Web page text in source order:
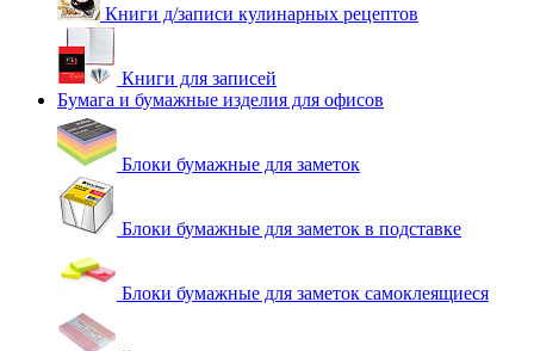
Книги д/записи кулинарных рецептов
Книги для записей
Бумага и бумажные изделия для офисов
Блоки бумажные для заметок
Блоки бумажные для заметок в подставке
Блоки бумажные для заметок самоклеящиеся